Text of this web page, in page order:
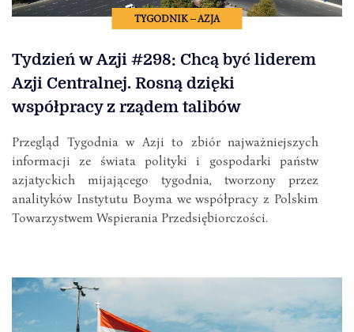
TYGODNIK – AZJA
Tydzień w Azji #298: Chcą być liderem
Azji Centralnej. Rosną dzięki
współpracy z rządem talibów
Przegląd Tygodnia w Azji to zbiór najważniejszych
informacji ze świata polityki i gospodarki państw
azjatyckich mijającego tygodnia, tworzony przez
analityków Instytutu Boyma we współpracy z Polskim
Towarzystwem Wspierania Przedsiębiorczości.